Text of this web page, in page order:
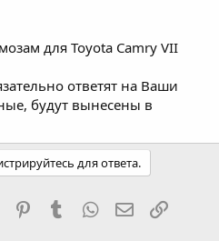
для Toyota Camry VII
ответят на Ваши
будут вынесены в
для ответа.
PinterestTumblr WhatsApp Ссылка